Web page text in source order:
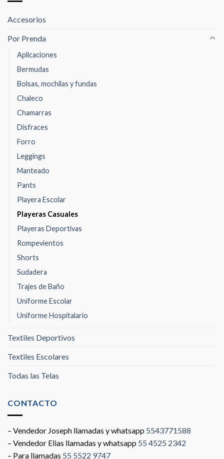
Accesorios
Por Prenda
Aplicaciones
Bermudas
Bolsas, mochilas y fundas
Chaleco
Chamarras
Disfraces
Forro
Leggings
Manteado
Pants
Playera Escolar
Playeras Casuales
Playeras Deportivas
Rompevientos
Shorts
Sudadera
Trajes de Baño
Uniforme Escolar
Uniforme Hospitalario
Textiles Deportivos
Textiles Escolares
Todas las Telas
CONTACTO
– Vendedor Joseph llamadas y whatsapp 5543771588
– Vendedor Elias llamadas y whatsapp 55 4525 2342
– Para llamadas 55 5522 9747